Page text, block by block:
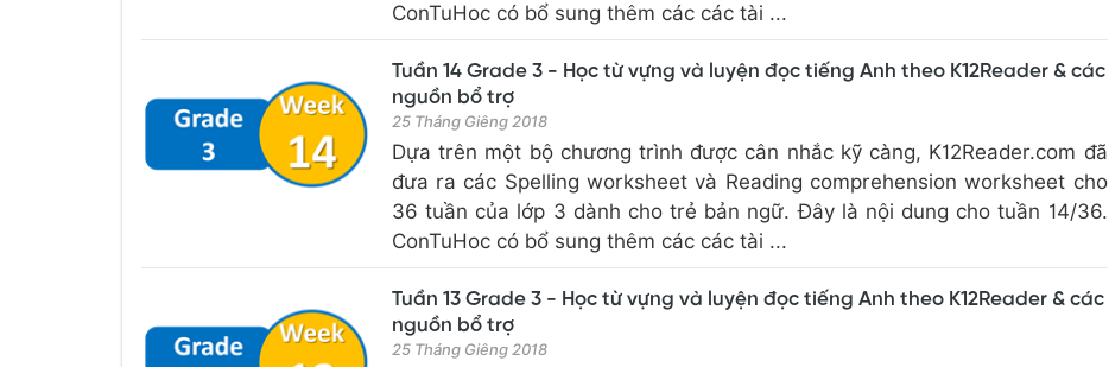
ConTuHoc có bổ sung thêm các các tài ...
Tuần 14 Grade 3 - Học từ vựng và luyện đọc tiếng Anh theo K12Reader & các
nguồn bổ trợ
25 Tháng Giêng 2018
Dựa trên một bộ chương trình được cân nhắc kỹ càng, K12Reader.com đã
đưa ra các Spelling worksheet và Reading comprehension worksheet cho
36 tuần của lớp 3 dành cho trẻ bản ngữ. Đây là nội dung cho tuần 14/36.
ConTuHoc có bổ sung thêm các các tài ...
Tuần 13 Grade 3 - Học từ vựng và luyện đọc tiếng Anh theo K12Reader & các
nguồn bổ trợ
25 Tháng Giêng 2018